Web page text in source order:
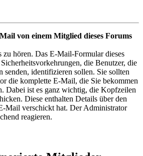
von einem Mitglied dieses Forums
zu hören. Das E-Mail-Formular dieses
die Benutzer, die
senden, identifizieren sollen. Sie sollten
die komplette E-Mail, die Sie bekommen
Dabei ist es ganz wichtig, die Kopfzeilen
Diese enthalten Details über den
Mail verschickt hat. Der Administrator
reagieren.